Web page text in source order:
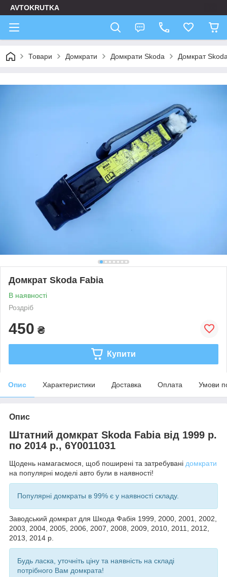
AVTOKRUTKA
Товари Домкрати Домкрати Skoda Домкрат
Домкрат Skoda Fabia
В наявності
Роздріб
450 ₴
Купити
Опис Характеристики Доставка Оплата Умови
Опис
Штатний домкрат Skoda Fabia від 1999 р.
по 2014 р., 6Y0011031
Щодень намагаємося, щоб поширені та затребувані домкрати
на популярні моделі авто були в наявності!
Популярні домкраты в 99% є у наявності складу.
Заводський домкрат для Шкода Фабія 1999, 2000, 2001, 2002,
2003, 2004, 2005, 2006, 2007, 2008, 2009, 2010, 2011, 2012,
2013, 2014 р.
Будь ласка, уточніть ціну та наявність на складі
потрібного Вам домкрата!